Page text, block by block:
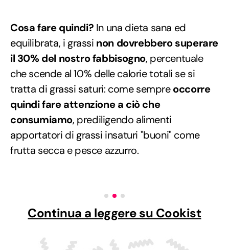
Cosa fare quindi? In una dieta sana ed
equilibrata, i grassi non dovrebbero superare
il 30% del nostro fabbisogno, percentuale
che scende al 10% delle calorie totali se si
tratta di grassi saturi: come sempreoccorre
quindi fare attenzione a ciò che
consumiamo, prediligendo alimenti
apportatori di grassi insaturi "buoni" come
frutta secca e pesce azzurro.
Continua a leggere su Cookist